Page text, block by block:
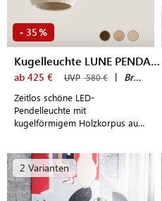
- 35 %
Kugelleuchte LUNE PENDANT
ab 425 € UVP 580 € | Brdr. Krüger
Zeitlos schöne LED-
Pendelleuchte mit
kugelförmigem Holzkorpus aus
2 Varianten